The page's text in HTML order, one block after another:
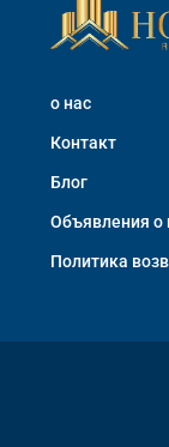
о нас
Контакт
Блог
Объявления
Политика